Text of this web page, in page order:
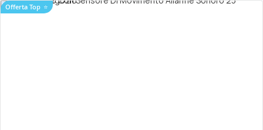
Offerta Top ⭐